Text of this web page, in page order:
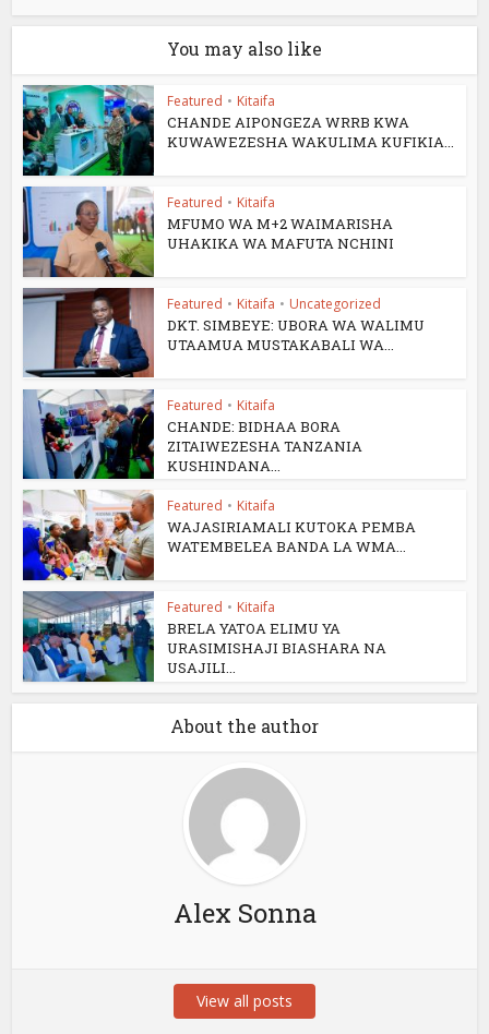
You may also like
Featured • Kitaifa
CHANDE AIPONGEZA WRRB KWA
KUWAWEZESHA WAKULIMA KUFIKIA...
Featured • Kitaifa
MFUMO WA M+2 WAIMARISHA
UHAKIKA WA MAFUTA NCHINI
Featured • Kitaifa • Uncategorized
DKT. SIMBEYE: UBORA WA WALIMU
UTAAMUA MUSTAKABALI WA...
Featured • Kitaifa
CHANDE: BIDHAA BORA
ZITAIWEZESHA TANZANIA
KUSHINDANA...
Featured • Kitaifa
WAJASIRIAMALI KUTOKA PEMBA
WATEMBELEA BANDA LA WMA...
Featured • Kitaifa
BRELA YATOA ELIMU YA
URASIMISHAJI BIASHARA NA
USAJILI...
About the author
Alex Sonna
View all posts